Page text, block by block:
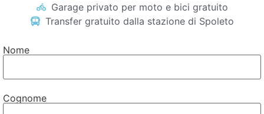
Garage privato per moto e bici gratuito
Transfer gratuito dalla stazione di Spoleto
Nome
Cognome